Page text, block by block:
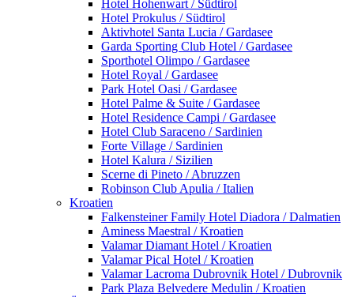
Hotel Hohenwart / Südtirol
Hotel Prokulus / Südtirol
Aktivhotel Santa Lucia / Gardasee
Garda Sporting Club Hotel / Gardasee
Sporthotel Olimpo / Gardasee
Hotel Royal / Gardasee
Park Hotel Oasi / Gardasee
Hotel Palme & Suite / Gardasee
Hotel Residence Campi / Gardasee
Hotel Club Saraceno / Sardinien
Forte Village / Sardinien
Hotel Kalura / Sizilien
Scerne di Pineto / Abruzzen
Robinson Club Apulia / Italien
Kroatien
Falkensteiner Family Hotel Diadora / Dalmatien
Aminess Maestral / Kroatien
Valamar Diamant Hotel / Kroatien
Valamar Pical Hotel / Kroatien
Valamar Lacroma Dubrovnik Hotel / Dubrovnik
Park Plaza Belvedere Medulin / Kroatien